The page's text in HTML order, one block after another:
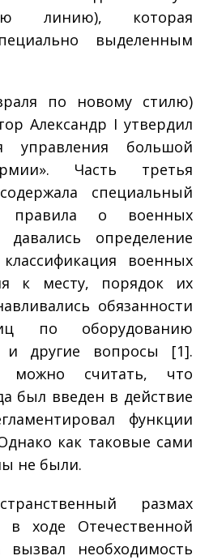
линию), которая
выделенным
по новому стилю)
Александр I утвердил
управления большой
Часть третья
специальный
правила о военных
определение
военных
к месту, порядок их
обязанности
по оборудованию
и другие вопросы [1].
можно считать, что
был введен в действие
функции
как таковые сами
не были.
размах
в ходе Отечественной
необходимость